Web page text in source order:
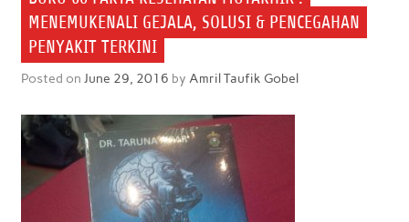
MENEMUKENALI GEJALA, SOLUSI & PENCEGAHAN
PENYAKIT TERKINI
Posted on June 29, 2016 by Amril Taufik Gobel